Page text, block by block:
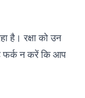
है। रक्षा को उन
फर्क न करें कि आप